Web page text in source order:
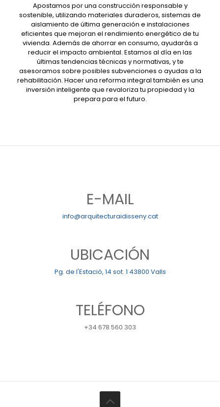
Apostamos por una construcción responsable y
sostenible, utilizando materiales duraderos, sistemas de
aislamiento de última generación e instalaciones
eficientes que mejoran el rendimiento energético de tu
vivienda. Además de ahorrar en consumo, ayudarás a
reducir el impacto ambiental. Estamos al día en las
últimas tendencias técnicas y normativas, y te
asesoramos sobre posibles subvenciones o ayudas a la
rehabilitación. Hacer una reforma integral también es una
inversión inteligente que revaloriza tu propiedad y la
prepara para el futuro.
E-MAIL
info@arquitecturaidisseny.cat
UBICACIÓN
Pg. de l'Estació, 14 sot. 1 43800 Valls
TELÉFONO
+34 678 560 303